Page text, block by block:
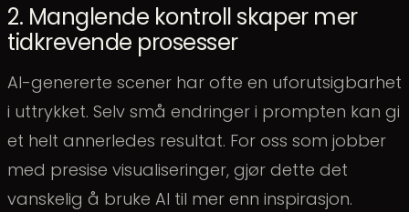
2. Manglende kontroll skaper mer
tidkrevende prosesser
AI-genererte scener har ofte en uforutsigbarhet
i uttrykket. Selv små endringer i prompten kan gi
et helt annerledes resultat. For oss som jobber
med presise visualiseringer, gjør dette det
vanskelig å bruke AI til mer enn inspirasjon.